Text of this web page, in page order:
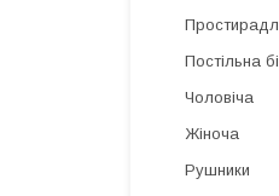
Постільна
Чоловіча
Жіноча
Рушники